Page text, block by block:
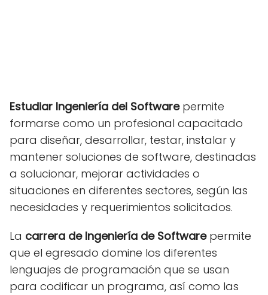
Estudiar Ingeniería del Softwarepermite
formarse como un profesional capacitado
para diseñar, desarrollar, testar, instalar y
mantener soluciones de software, destinadas
a solucionar, mejorar actividades o
situaciones en diferentes sectores, según las
necesidades y requerimientos solicitados.
La carrera de Ingeniería de Softwarepermite
que el egresado domine los diferentes
lenguajes de programación que se usan
para codificar un programa, así como las